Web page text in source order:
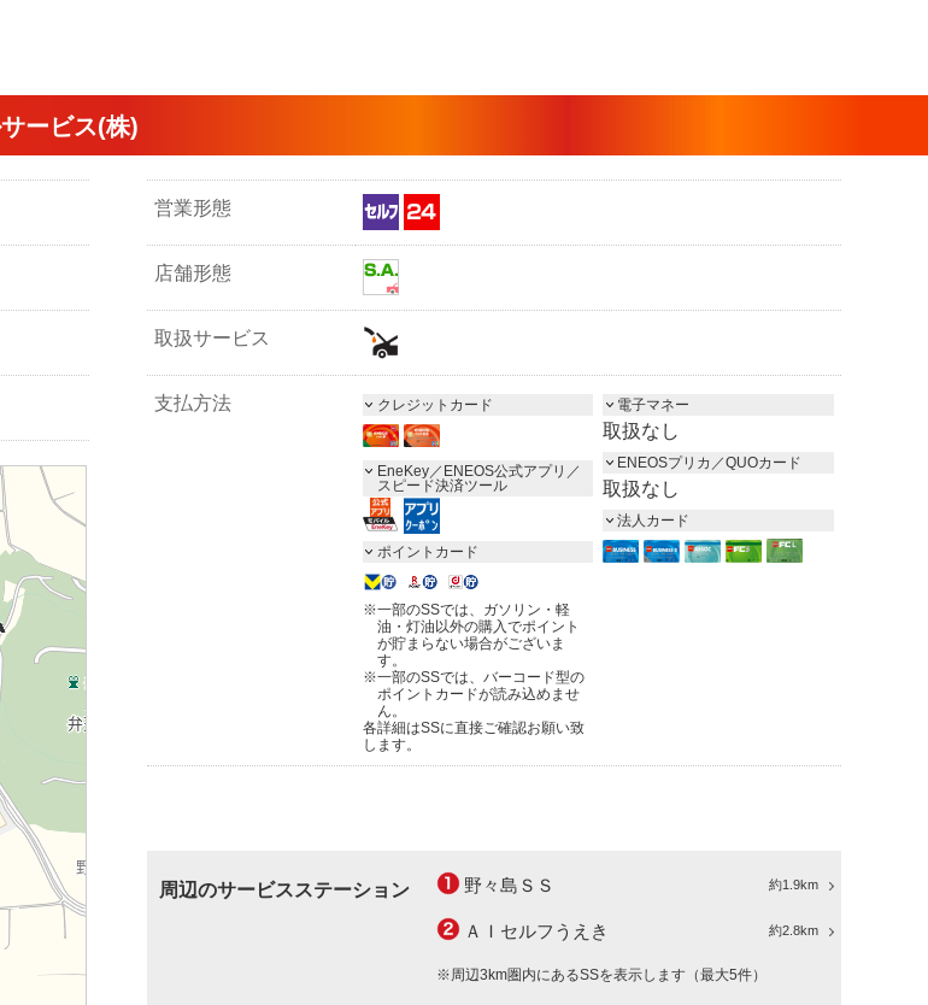
ービス(株)
営業形態
店舗形態
取扱サービス
支払方法 クレジットカード
EneKey／ENEOS公式アプリ／
スピード決済ツール
ポイントカード
※一部のSSでは、ガソリン・軽
油・灯油以外の購入でポイント
が貯まらない場合がございま
す。
※一部のSSでは、バーコード型の
ポイントカードが読み込めませ
ん。
各詳細はSSに直接ご確認お願い致
します。
電子マネー
取扱なし
ENEOSプリカ／QUOカード
取扱なし
法人カード
周辺のサービスステーション 約1.9km
野々島ＳＳ
約2.8km
ＡＩセルフうえき
※周辺3km圏内にあるSSを表示します（最大5件）